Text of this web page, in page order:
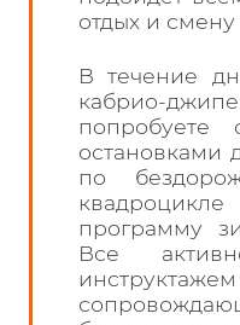
отдых и
В течение
кабрио-
остановками
по
программу
Все